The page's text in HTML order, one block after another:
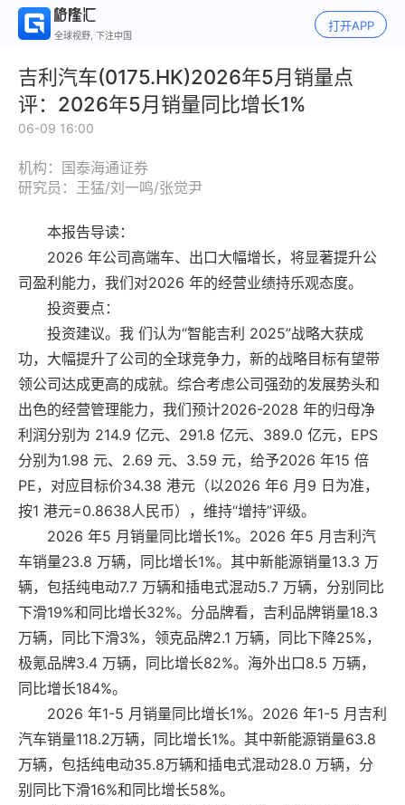
全球视野, 下注中国
打开APP
吉利汽车(0175.HK)2026年5月销量点
评：2026年5月销量同比增长1%
06-09 16:00
机构：国泰海通证券
研究员：王猛/刘一鸣/张觉尹
本报告导读：
2026 年公司高端车、出口大幅增长，将显著提升公
司盈利能力，我们对2026 年的经营业绩持乐观态度。
投资要点：
投资建议。我 们认为“智能吉利 2025”战略大获成
功，大幅提升了公司的全球竞争力，新的战略目标有望带
领公司达成更高的成就。综合考虑公司强劲的发展势头和
出色的经营管理能力，我们预计2026-2028 年的归母净
利润分别为 214.9 亿元、291.8 亿元、389.0 亿元，EPS
分别为1.98 元、2.69 元、3.59 元，给予2026 年15 倍
PE，对应目标价34.38 港元（以2026 年6 月9 日为准，
按1 港元=0.8638人民币），维持“增持”评级。
2026 年5 月销量同比增长1%。2026 年5 月吉利汽
车销量23.8 万辆，同比增长1%。其中新能源销量13.3 万
辆，包括纯电动7.7 万辆和插电式混动5.7 万辆，分别同比
下滑19%和同比增长32%。分品牌看，吉利品牌销量18.3
万辆，同比下滑3%，领克品牌2.1 万辆，同比下降25%，
极氪品牌3.4 万辆，同比增长82%。海外出口8.5 万辆，
同比增长184%。
2026 年1-5 月销量同比增长1%。2026 年1-5 月吉利
汽车销量118.2万辆，同比增长1%。其中新能源销量63.8
万辆，包括纯电动35.8万辆和插电式混动28.0 万辆，分
别同比下滑16%和同比增长58%。